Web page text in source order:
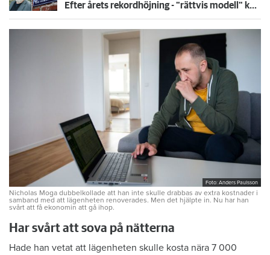
Efter årets rekordhöjning - "rättvis modell" kan ge ännu högre hyra
Foto: Anders Paulsson
Nicholas Moga dubbelkollade att han inte skulle drabbas av extra kostnader i
samband med att lägenheten renoverades. Men det hjälpte in. Nu har han
svårt att få ekonomin att gå ihop.
Har svårt att sova på nätterna
Hade han vetat att lägenheten skulle kosta nära 7 000